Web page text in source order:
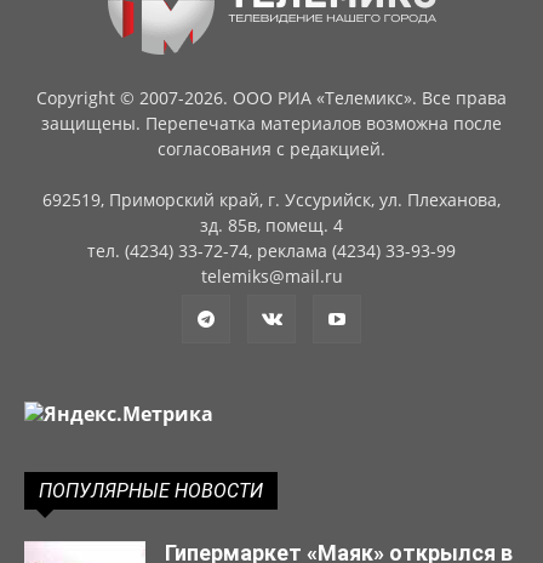
Copyright © 2007-2026. ООО РИА «Телемикс». Все права
защищены. Перепечатка материалов возможна после
согласования с редакцией.
692519, Приморский край, г. Уссурийск, ул. Плеханова,
зд. 85в, помещ. 4
тел. (4234) 33-72-74, реклама (4234) 33-93-99
telemiks@mail.ru
ПОПУЛЯРНЫЕ НОВОСТИ
Гипермаркет «Маяк» открылся в